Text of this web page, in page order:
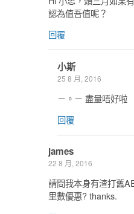
認為值吾值呢？
回覆
小斯
25 8 月, 2016
－。－ 盡量唔好啦
回覆
james
22 8 月, 2016
請問我本身有渣打舊
里數優惠? thanks.